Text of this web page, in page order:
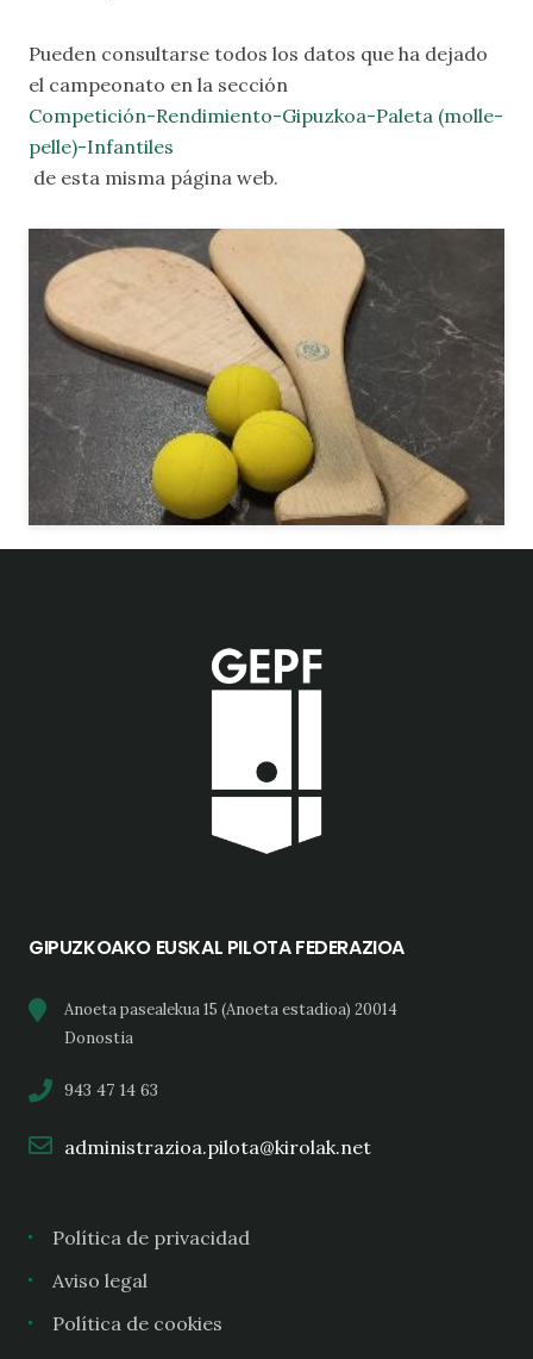
Pueden consultarse todos los datos que ha dejado
el campeonato en la sección
Competición-Rendimiento-Gipuzkoa-Paleta (molle-
pelle)-Infantiles
de esta misma página web.
GIPUZKOAKO EUSKAL PILOTA FEDERAZIOA
Anoeta pasealekua 15 (Anoeta estadioa) 20014
Donostia
943 47 14 63
administrazioa.pilota@kirolak.net
Política de privacidad
Aviso legal
Política de cookies